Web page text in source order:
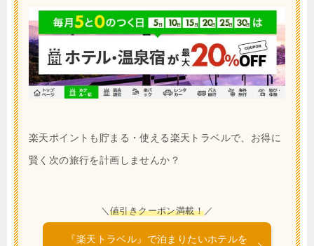
楽天ポイントも貯まる・使える楽天トラベルで、お得に
賢く次の旅行を計画しませんか？
＼ 値引きクーポン満載！／
『楽天トラベル』で泊まりたいホテルを